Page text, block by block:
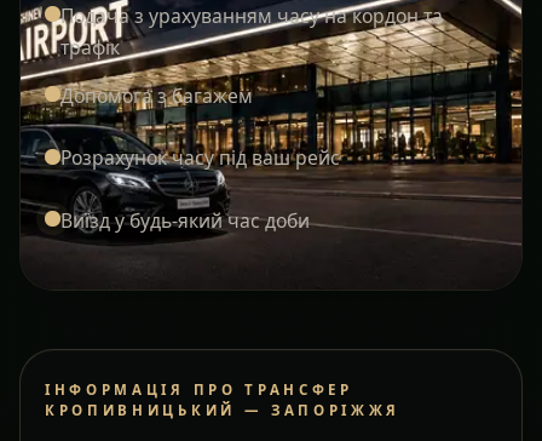
Подача з урахуванням часу на кордон та
трафік
Допомога з багажем
Розрахунок часу під ваш рейс
Виїзд у будь-який час доби
ІНФОРМАЦІЯ ПРО ТРАНСФЕР
КРОПИВНИЦЬКИЙ — ЗАПОРІЖЖЯ